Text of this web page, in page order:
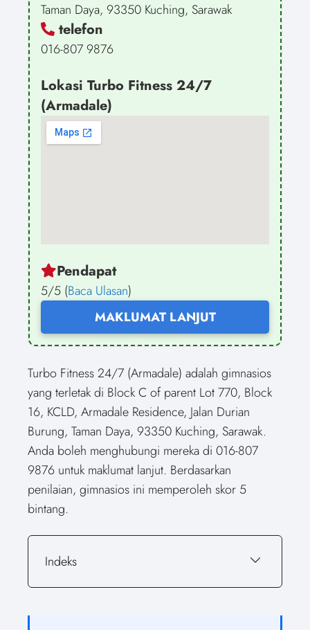
Taman Daya, 93350 Kuching, Sarawak
telefon
016-807 9876
Lokasi Turbo Fitness 24/7
(Armadale)
Pendapat
5/5 (Baca Ulasan)
MAKLUMAT LANJUT
Turbo Fitness 24/7 (Armadale) adalah gimnasios
yang terletak di Block C of parent Lot 770, Block
16, KCLD, Armadale Residence, Jalan Durian
Burung, Taman Daya, 93350 Kuching, Sarawak.
Anda boleh menghubungi mereka di 016-807
9876 untuk maklumat lanjut. Berdasarkan
penilaian, gimnasios ini memperoleh skor 5
bintang.
Indeks